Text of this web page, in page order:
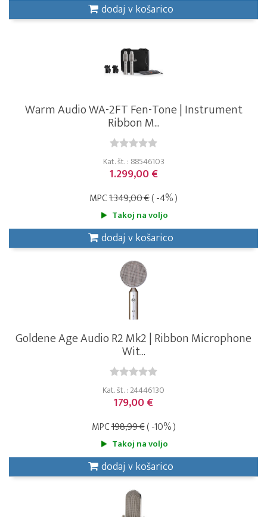
dodaj v košarico
Warm Audio WA-2FT Fen-Tone | Instrument
Ribbon M...
Kat. št. : 88546103
1.299,00 €
MPC1.349,00 €( -4% )
Takoj na voljo
dodaj v košarico
Goldene Age Audio R2 Mk2 | Ribbon Microphone
Wit...
Kat. št. : 24446130
179,00 €
MPC198,99 €( -10% )
Takoj na voljo
dodaj v košarico